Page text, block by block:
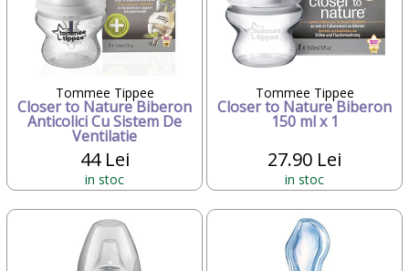
Tommee Tippee
Closer to Nature Biberon
Anticolici Cu Sistem De
Ventilatie
44 Lei
in stoc
Tommee Tippee
Closer to Nature Biberon
150 ml x 1
27.90 Lei
in stoc